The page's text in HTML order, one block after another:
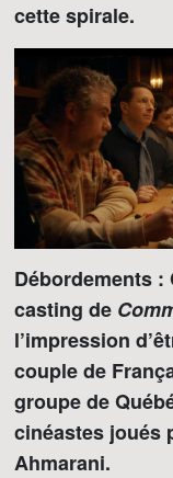
cette spirale.
Débordements :
casting de
l’impression
couple de
groupe de
cinéastes joués
Ahmarani.